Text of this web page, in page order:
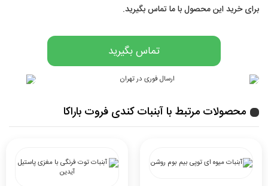
برای خرید این محصول با ما تماس بگیرید.
تماس بگیرید
محصولات مرتبط با آبنبات کندی فروت باراکا